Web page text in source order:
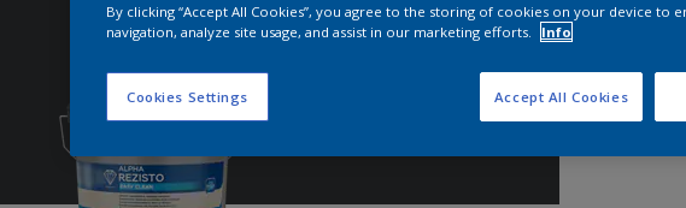
By clicking “Accept All Cookies”, you agree to the storing of cookies on your device to
navigation, analyze site usage, and assist in our marketing efforts.
Info
Cookies Settings Accept All Cookies